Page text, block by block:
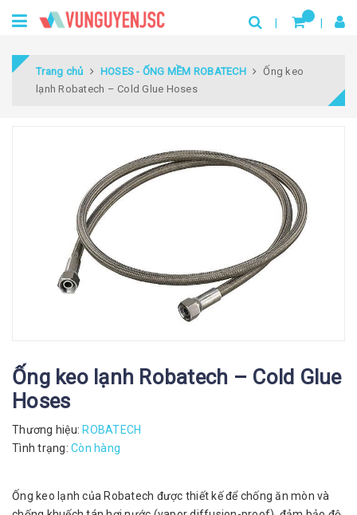
Trang chủ HOSES - ỐNG MỀM ROBATECH
Ống keo
lạnh Robatech – Cold Glue Hoses
Ống keo lạnh Robatech – Cold Glue
Hoses
Thương hiệu: ROBATECH
Tình trạng: Còn hàng
Ống keo lạnh của Robatech được thiết kế để chống ăn mòn và